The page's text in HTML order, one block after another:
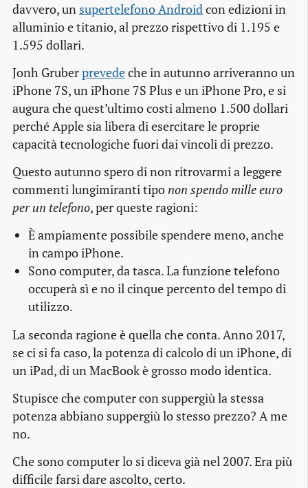
davvero, un supertelefono Androidcon edizioni in
alluminio e titanio, al prezzo rispettivo di 1.195 e
1.595 dollari.
Jonh Gruberprevedeche in autunno arriveranno un
iPhone 7S, un iPhone 7S Plus e un iPhone Pro, e si
augura che quest’ultimo costi almeno 1.500 dollari
perché Apple sia libera di esercitare le proprie
capacità tecnologiche fuori dai vincoli di prezzo.
Questo autunno spero di non ritrovarmi a leggere
commenti lungimiranti tiponon spendo mille euro
per un telefono, per queste ragioni:
È ampiamente possibile spendere meno, anche
in campo iPhone.
Sono computer, da tasca. La funzione telefono
occuperà sì e no il cinque percento del tempo di
utilizzo.
La seconda ragione è quella che conta. Anno 2017,
se ci si fa caso, la potenza di calcolo di un iPhone, di
un iPad, di un MacBook è grosso modo identica.
Stupisce che computer con suppergiù la stessa
potenza abbiano suppergiù lo stesso prezzo? A me
no.
Che sono computer lo si diceva già nel 2007. Era più
difficile farsi dare ascolto, certo.